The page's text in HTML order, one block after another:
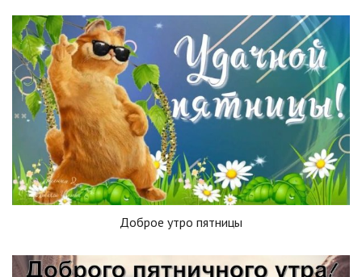
Доброе утро пятницы